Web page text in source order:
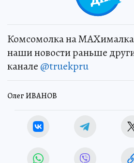
Комсомолка на
наши новости раньше
канале @truekpru
Олег ИВАНОВ